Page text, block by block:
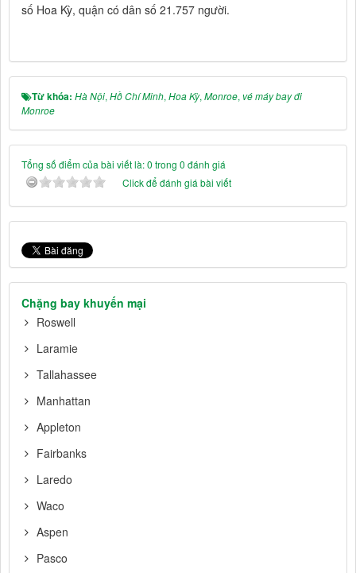
số Hoa Kỳ, quận có dân số 21.757 người.
Từ khóa: Hà Nội, Hồ Chí Minh, Hoa Kỳ, Monroe, vé máy bay đi
Monroe
Tổng số điểm của bài viết là: 0 trong 0 đánh giá
Click để đánh giá bài viết
Chặng bay khuyến mại
Roswell
Laramie
Tallahassee
Manhattan
Appleton
Fairbanks
Laredo
Waco
Aspen
Pasco